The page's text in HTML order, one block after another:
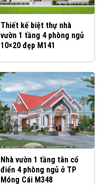
Thiết kế biệt thự nhà
vườn 1 tầng 4 phòng ngủ
10×20 đẹp M141
Nhà vườn 1 tầng tân cổ
điển 4 phòng ngủ ở TP
Móng Cái M348